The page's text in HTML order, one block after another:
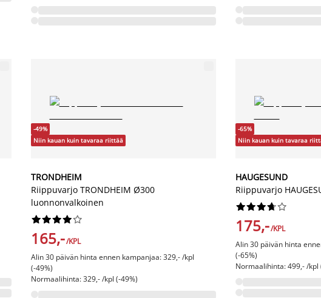
-49%
Niin kauan kuin tavaraa riittää
TRONDHEIM
Riippuvarjo TRONDHEIM Ø300
luonnonvalkoinen






165,-/KPL
Alin 30 päivän hinta ennen kampanjaa: 329,- /kpl
(-49%)
Normaalihinta: 329,- /kpl (-49%)
-65%
Niin kauan kuin tavaraa
HAUGESUND
Riippuvarjo






175,-/KPL
Alin 30 päivän hinta
(-65%)
Normaalihinta: 499,- /kpl